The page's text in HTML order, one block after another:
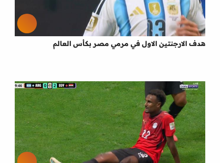
هدف الارجنتين الاول في مرمي مصر بكأس العالم